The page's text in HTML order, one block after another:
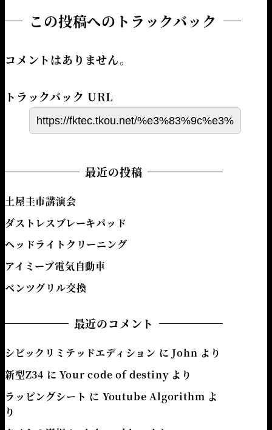
この投稿へのトラックバック
コメントはありません。
トラックバック URL
最近の投稿
土屋圭市講演会
ダストレスブレーキパッド
ヘッドライトクリーニング
アイミーブ電気自動車
ベンツグリル交換
最近のコメント
シビックリミテッドエディション にJohn より
新型Z34 にYour code of destinyより
ラッピングシート に Youtube Algorithm よ
り